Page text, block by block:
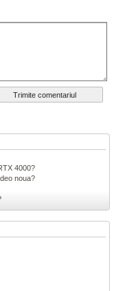
4000?
noua?